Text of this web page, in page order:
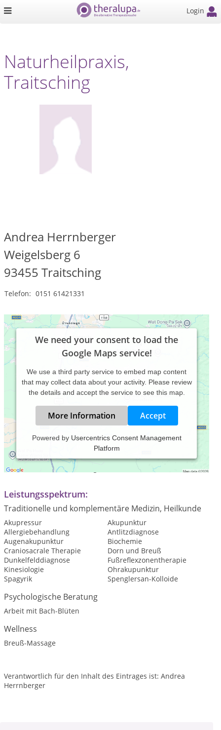
Login
Naturheilpraxis,
Traitsching
Andrea Herrnberger
Weigelsberg 6
93455 Traitsching
Telefon: 0151 61421331
We need your consent to load the
Google Maps service!
We use a third party service to embed map content
that may collect data about your activity. Please review
the details and accept the service to see this map.
More Information Accept
Powered by Usercentrics Consent Management
Platform
Praxiszeiten:
Termine nach Vereinbarung
Leistungsspektrum:
Traditionelle und komplementäre Medizin, Heilkunde
Akupressur
Akupunktur
Allergiebehandlung
Antlitzdiagnose
Augenakupunktur
Biochemie
Craniosacrale Therapie
Dorn und Breuß
Dunkelfelddiagnose
Fußreflexzonentherapie
Kinesiologie
Ohrakupunktur
Spagyrik
Spenglersan-Kolloide
Psychologische Beratung
Arbeit mit Bach-Blüten
Wellness
Breuß-Massage
Verantwortlich für den Inhalt des Eintrages ist: Andrea
Herrnberger